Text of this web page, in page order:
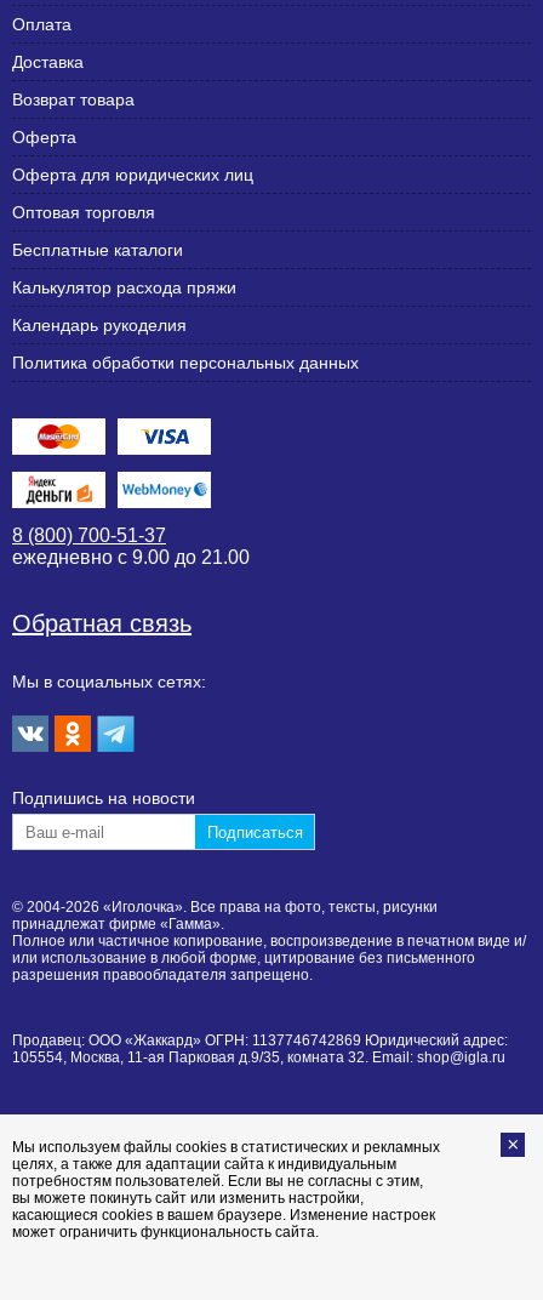
Оплата
Доставка
Возврат товара
Оферта
Оферта для юридических лиц
Оптовая торговля
Бесплатные каталоги
Калькулятор расхода пряжи
Календарь рукоделия
Политика обработки персональных данных
8 (800) 700-51-37
ежедневно с 9.00 до 21.00
Обратная связь
Мы в социальных сетях:
Подпишиcь на новости
© 2004-2026 «Иголочка». Все права на фото, тексты, рисунки
принадлежат фирме «Гамма».
Полное или частичное копирование, воспроизведение в печатном виде и/
или использование в любой форме, цитирование без письменного
разрешения правообладателя запрещено.
Продавец: ООО «Жаккард» ОГРН: 1137746742869 Юридический адрес:
105554, Москва, 11-ая Парковая д.9/35, комната 32. Email: shop@igla.ru
Мы используем файлы cookies в статистических и рекламных
целях, а также для адаптации сайта к индивидуальным
потребностям пользователей. Если вы не согласны с этим,
вы можете покинуть сайт или изменить настройки,
касающиеся cookies в вашем браузере. Изменение настроек
может ограничить функциональность сайта.